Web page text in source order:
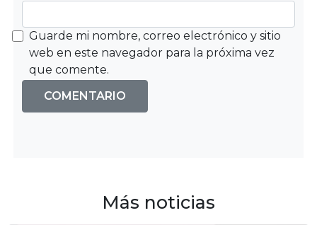
Guarde mi nombre, correo electrónico y sitio
web en este navegador para la próxima vez
que comente.
Más noticias